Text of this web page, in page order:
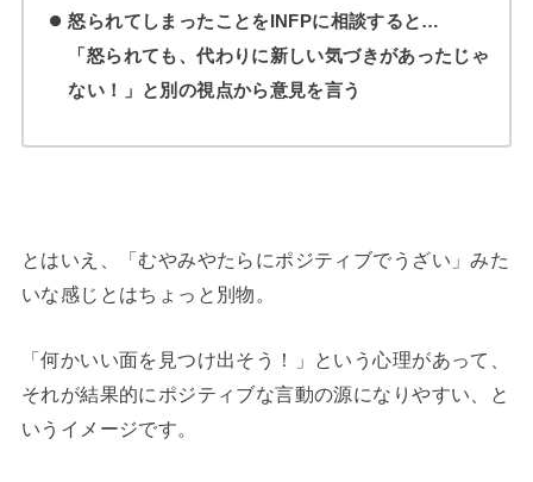
怒られてしまったことをINFPに相談すると…
「怒られても、代わりに新しい気づきがあったじゃ
ない！」 と別の視点から意見を言う
とはいえ、「むやみやたらにポジティブでうざい」みた
いな感じとはちょっと別物。
「何かいい面を見つけ出そう！」という心理があって、
それが結果的にポジティブな言動の源になりやすい、と
いうイメージです。